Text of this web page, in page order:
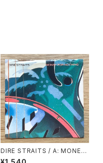
DIRE STRAITS / A: MONEY
FOR NOTHING / B: LOVE O